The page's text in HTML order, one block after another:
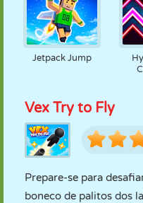
Jetpack Jump
Vex Try to Fly
Prepare-se para
boneco de palitos dos